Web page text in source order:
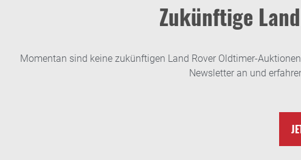
Zukünftige
Momentan sind keine zukünftigen Land Rover Oldtimer-
Newsletter an und